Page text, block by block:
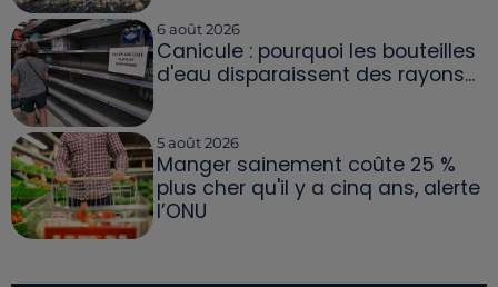
6 août 2026
Canicule : pourquoi les bouteilles
d'eau disparaissent des rayons...
5 août 2026
Manger sainement coûte 25 %
plus cher qu'il y a cinq ans, alerte
l’ONU